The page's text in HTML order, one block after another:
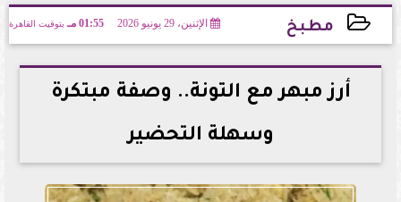
مطبخ الإثنين، 29 يونيو 2026 01:55 مـ بتوقيت القاهرة
2026-06-29 13:55:42
أرز مبهر مع التونة.. وصفة مبتكرة
وسهلة التحضير